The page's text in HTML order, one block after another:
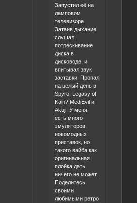
Запустил её на
ламповом
телевизоре.
Затаив дыхание
слушал
потрескивание
диска в
дисководе, и
впитывал звук
заставки. Пропал
на целый день в
Spyro, Legasy of
Kain? MediEvil и
Akuji. У меня
есть много
эмуляторов,
новомодных
приставок, но
такого вайба как
оригинальная
плойка дать
ничего не может.
Поделитесь
своими
любимыми ретро